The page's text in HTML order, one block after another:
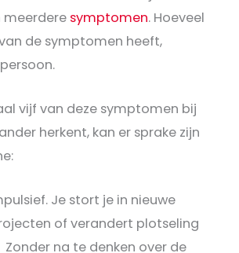
meerdere symptomen. Hoeveel
de symptomen heeft,
vijf van deze symptomen bij
herkent, kan er sprake zijn
Je stort je in nieuwe
of verandert plotseling
na te denken over de